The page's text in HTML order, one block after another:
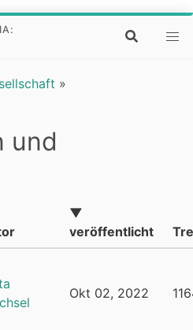
»
und
▼
veröffentlicht
Okt 02, 2022